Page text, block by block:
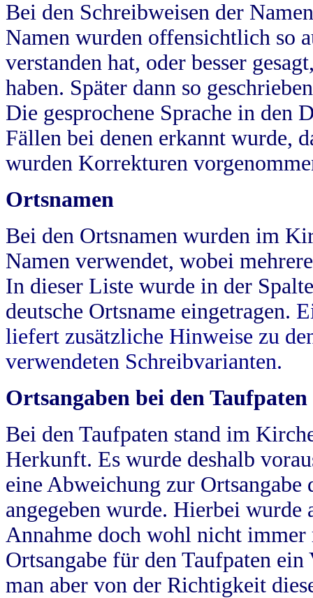
Bei den Schreibweisen der
Namen wurden offensichtlich so
verstanden hat, oder besser
haben. Später dann so
Die gesprochene Sprache in
Fällen bei denen erkannt wurde,
wurden Korrekturen
Ortsnamen
Bei den Ortsnamen wurden im
Namen verwendet, wobei
In dieser Liste wurde in der
deutsche Ortsname eingetragen.
liefert zusätzliche Hinweise zu
verwendeten Schreibvarianten.
Ortsangaben bei den Taufpaten
Bei den Taufpaten stand im
Herkunft. Es wurde deshalb
eine Abweichung zur
angegeben wurde. Hierbei wurde
Annahme doch wohl nicht
Ortsangabe für den Taufpaten
man aber von der Richtigkeit